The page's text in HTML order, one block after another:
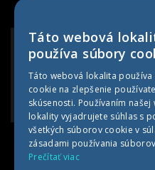
PORADENSTVO
Neváhajte nám
Táto webová
používa súbory
Táto webová lokalita používa
cookie na zlepšenie
skúsenosti. Používaním našej
lokality vyjadrujete súhlas s
všetkých súborov cookie v
zásadami používania
Prečítať viac